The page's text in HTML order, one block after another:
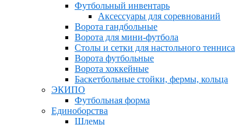
Футбольный инвентарь
Аксессуары для соревнований
Ворота гандбольные
Ворота для мини-футбола
Столы и сетки для настольного тенниса
Ворота футбольные
Ворота хоккейные
Баскетбольные стойки, фермы, кольца
ЭКИПО
Футбольная форма
Единоборства
Шлемы